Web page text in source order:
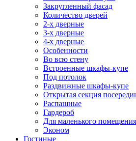
Закругленный фасад
Количество дверей
2-х дверные
3-х дверные
4-х дверные
Особенности
Во всю стену
Встроенные шкафы-купе
Под потолок
Раздвижные шкафы-купе
Открытая секция
Распашные
Гардероб
Для маленького помещения
Эконом
Гостиные